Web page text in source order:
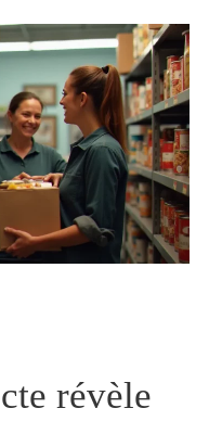
révèle